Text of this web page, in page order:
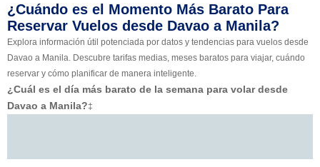
¿Cuándo es el Momento Más Barato Para
Reservar Vuelos desde Davao a Manila?
Explora información útil potenciada por datos y tendencias para vuelos desde
Davao a Manila. Descubre tarifas medias, meses baratos para viajar, cuándo
reservar y cómo planificar de manera inteligente.
¿Cuál es el día más barato de la semana para volar desde
Davao a Manila?‡